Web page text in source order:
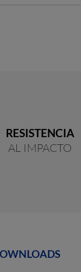
RESISTENCIA
AL IMPACTO